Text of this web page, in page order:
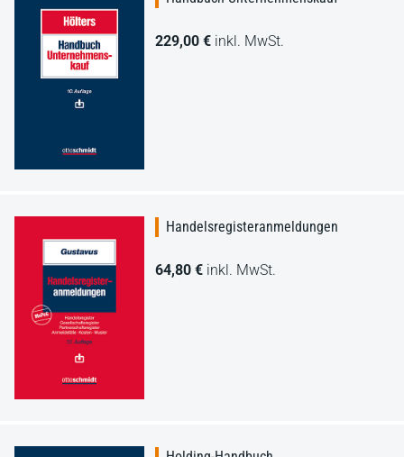
229,00 € inkl. MwSt.
Handelsregisteranmeldungen
64,80 € inkl. MwSt.